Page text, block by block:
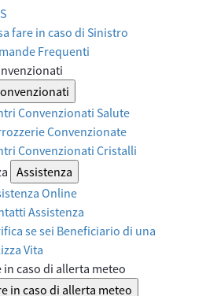
fare in caso di Sinistro
Frequenti
Convenzionati Salute
Convenzionate
Convenzionati Cristalli
Assistenza
Online
Assistenza
se sei Beneficiario di una
Vita
in caso di allerta meteo
in caso di allerta meteo